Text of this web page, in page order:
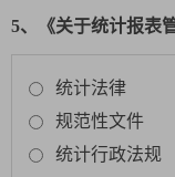
5、《关于统计报表
统计法律
规范性文件
统计行政法规